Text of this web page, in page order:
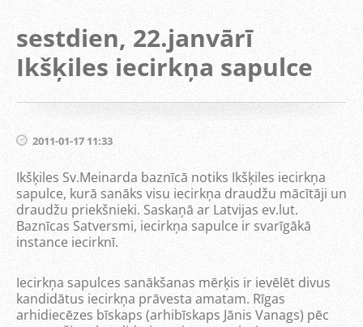
sestdien, 22.janvārī
Ikšķiles iecirkņa sapulce
2011-01-17 11:33
Ikšķiles Sv.Meinarda baznīcā notiks Ikšķiles iecirkņa
sapulce, kurā sanāks visu iecirkņa draudžu mācītāji un
draudžu priekšnieki. Saskaņā ar Latvijas ev.lut.
Baznīcas Satversmi, iecirkņa sapulce ir svarīgākā
instance iecirknī.
Iecirkņa sapulces sanākšanas mērķis ir ievēlēt divus
kandidātus iecirkņa prāvesta amatam. Rīgas
arhidiecēzes bīskaps (arhibīskaps Jānis Vanags) pēc